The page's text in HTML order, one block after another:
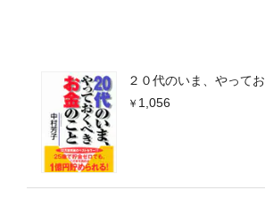
２０代のいま、やって
1,056